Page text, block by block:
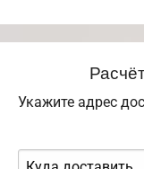
Укажите адрес